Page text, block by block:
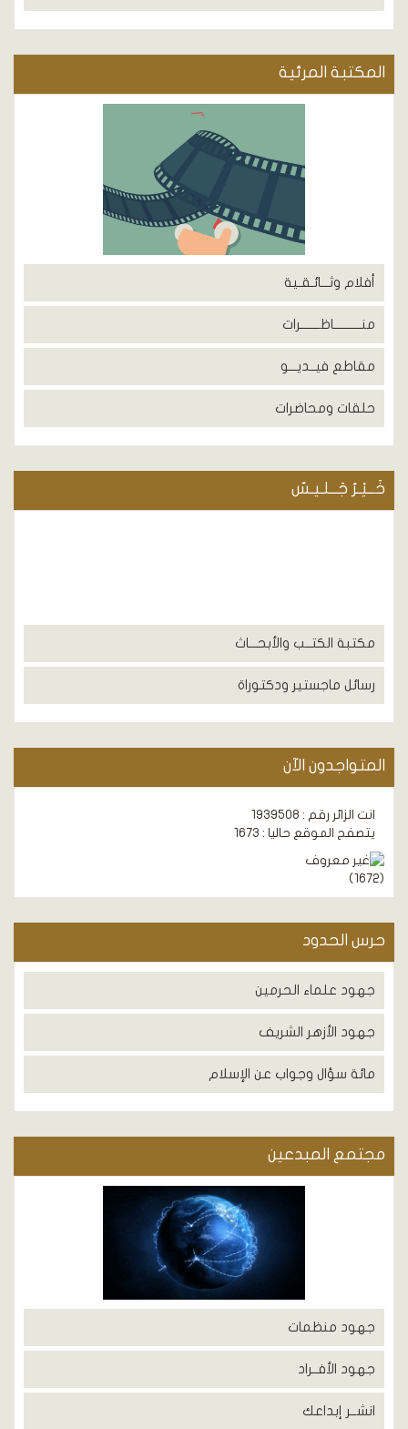
المكتبة المرئية
أفلام وثـــائـقـية
منــــــــــاظـــــــرات
مقاطع فيــديـــو
حلقات ومحاضرات
خَــيْـرُ جَــلـيـسٌ
مكتبة الكتــب والأبحـــاث
رسائل ماجستير ودكتوراة
المتواجدون الآن
انت الزائر رقم : 1939508
يتصفح الموقع حاليا : 1673
(
1672
)
حرس الحدود
جهود علماء الحرمين
جهود الأزهر الشريف
مائة سؤال وجواب عن الإسلام
مجتمع المبدعين
جهود منظمات
جهود الأفــراد
انشــر إبداعك